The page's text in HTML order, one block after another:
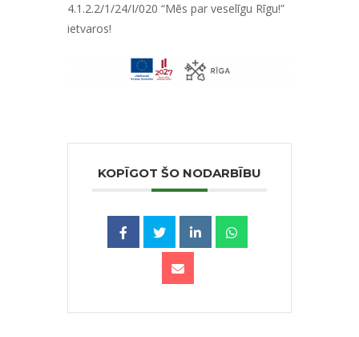
4.1.2.2/1/24/I/020 “Mēs par veselīgu Rīgu!”
ietvaros!
KOPĪGOT ŠO NODARBĪBU